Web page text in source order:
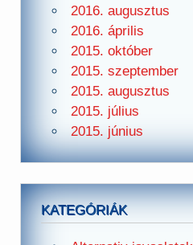
2016. augusztus
2016. április
2015. október
2015. szeptember
2015. augusztus
2015. július
2015. június
KATEGÓRIÁK